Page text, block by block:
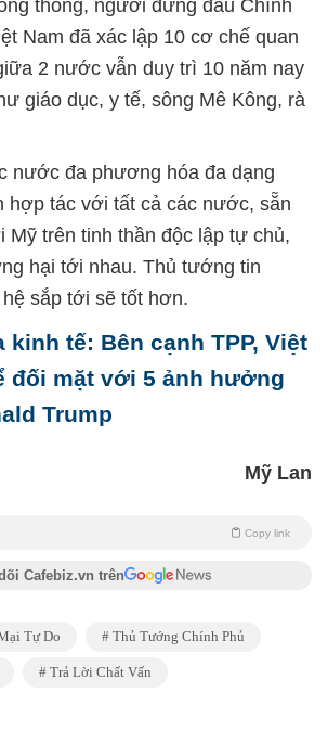
thống, người đứng đầu Chính
Nam đã xác lập 10 cơ chế quan
2 nước vẫn duy trì 10 năm nay
giáo dục, y tế, sông Mê Kông, rà
nước đa phương hóa đa dạng
hợp tác với tất cả các nước, sẵn
Mỹ trên tinh thần độc lập tự chủ,
hại tới nhau. Thủ tướng tin
sắp tới sẽ tốt hơn.
kinh tế: Bên cạnh TPP, Việt
đối mặt với 5 ảnh hưởng
Trump
Mỹ Lan
Copy link
Cafebiz.vn trên
Tự Do Thủ Tướng Chính Phủ
Trả Lời Chất Vấn